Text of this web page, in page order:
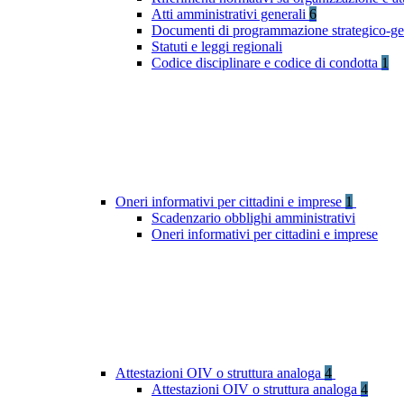
Atti amministrativi generali 6
Documenti di programmazione strategico-
Statuti e leggi regionali
Codice disciplinare e codice di condotta 1
Oneri informativi per cittadini e imprese 1
Scadenzario obblighi amministrativi
Oneri informativi per cittadini e imprese
Attestazioni OIV o struttura analoga 4
Attestazioni OIV o struttura analoga 4